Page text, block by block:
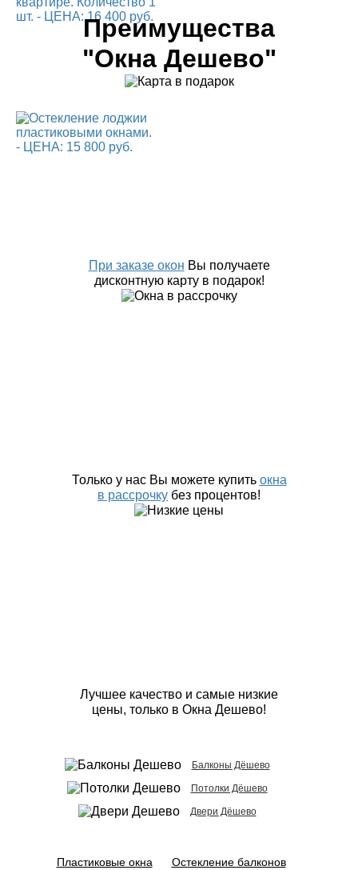
Преимущества
"Окна Дешево"
При заказе окон Вы получаете
дисконтную карту в подарок!
Только у нас Вы можете купить окна
в рассрочку без процентов!
Лучшее качество и самые низкие
цены, только в Окна Дешево!
Балконы Дёшево
Потолки Дёшево
Двери Дёшево
Пластиковые окна Остекление балконов